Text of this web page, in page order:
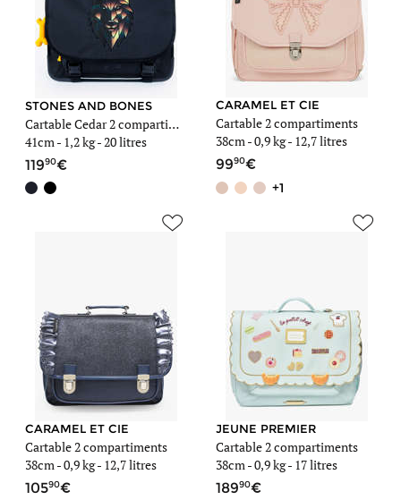
STONES AND BONES
Cartable Cedar 2 compartiments
41cm - 1,2 kg- 20 litres
11990
CARAMEL ET CIE
Cartable 2 compartiments
38cm -0,9 kg- 12,7 litres
9990
+1
CARAMEL ET CIE
Cartable 2 compartiments
38cm -0,9 kg- 12,7 litres
10590
JEUNE PREMIER
Cartable 2 compartiments
38cm -0,9 kg- 17 litres
18990